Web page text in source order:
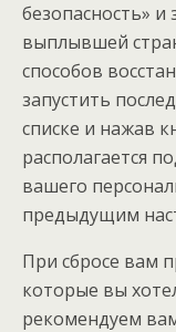
безопасность» и
выплывшей
способов
запустить
списке и нажав
располагается
вашего
предыдущим
При сбросе вам
которые вы
рекомендуем